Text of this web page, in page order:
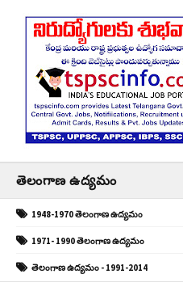
తెలంగాణ ఉద్యమం
1948-1970 తెలంగాణ ఉద్యమం
1971- 1990 తెలంగాణ ఉద్యమం
తెలంగాణ ఉద్యమం - 1991-2014